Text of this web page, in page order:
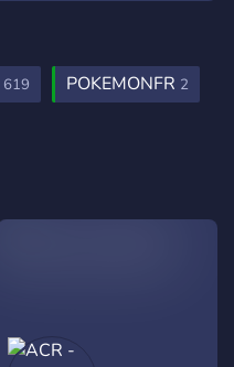
619 POKEMONFR 2